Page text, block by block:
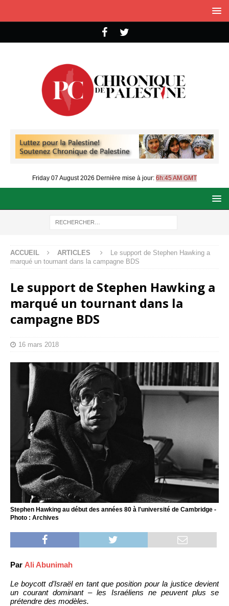
Friday 07 August 2026 Dernière mise à jour: 6h:45 AM GMT
ACCUEIL ARTICLES
Le support de Stephen Hawking a
marqué un tournant dans la campagne BDS
Le support de Stephen Hawking a
marqué un tournant dans la
campagne BDS
16 mars 2018
Stephen Hawking au début des années 80 à l'université de Cambridge -
Photo : Archives
Par Ali Abunimah
Le boycott d’Israël en tant que position pour la justice devient
un courant dominant – les Israéliens ne peuvent plus se
prétendre des modèles.